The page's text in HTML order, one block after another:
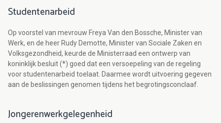
Studentenarbeid
Op voorstel van mevrouw Freya Van den Bossche, Minister van
Werk, en de heer Rudy Demotte, Minister van Sociale Zaken en
Volksgezondheid, keurde de Ministerraad een ontwerp van
koninklijk besluit (*) goed dat een versoepeling van de regeling
voor studentenarbeid toelaat. Daarmee wordt uitvoering gegeven
aan de beslissingen genomen tijdens het begrotingsconclaaf.
Jongerenwerkgelegenheid